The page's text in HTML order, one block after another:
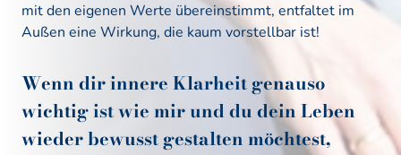
mit den eigenen Werte übereinstimmt, entfaltet im
Außen eine Wirkung, die kaum vorstellbar ist!
Wenn dir innere Klarheit
wichtig ist wie mir und du dein
wieder bewusst gestalten